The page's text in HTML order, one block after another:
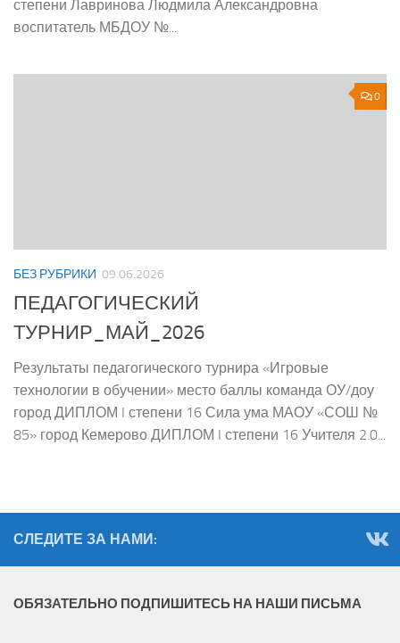
степени Лавринова Людмила Александровна
воспитатель МБДОУ №...
0
БЕЗ РУБРИКИ 09.06.2026
ПЕДАГОГИЧЕСКИЙ
ТУРНИР_МАЙ_2026
Результаты педагогического турнира «Игровые
технологии в обучении» место баллы команда ОУ/доу
город ДИПЛОМ I степени 16 Сила ума МАОУ «СОШ №
85» город Кемерово ДИПЛОМ I степени 16 Учителя 2.0...
СЛЕДИТЕ ЗА НАМИ:
ОБЯЗАТЕЛЬНО ПОДПИШИТЕСЬ НА НАШИ ПИСЬМА